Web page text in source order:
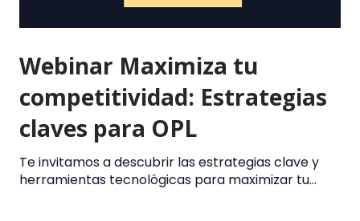
Webinar Maximiza tu
competitividad: Estrategias
claves para OPL
Te invitamos a descubrir las estrategias clave y
herramientas tecnológicas para maximizar tu...